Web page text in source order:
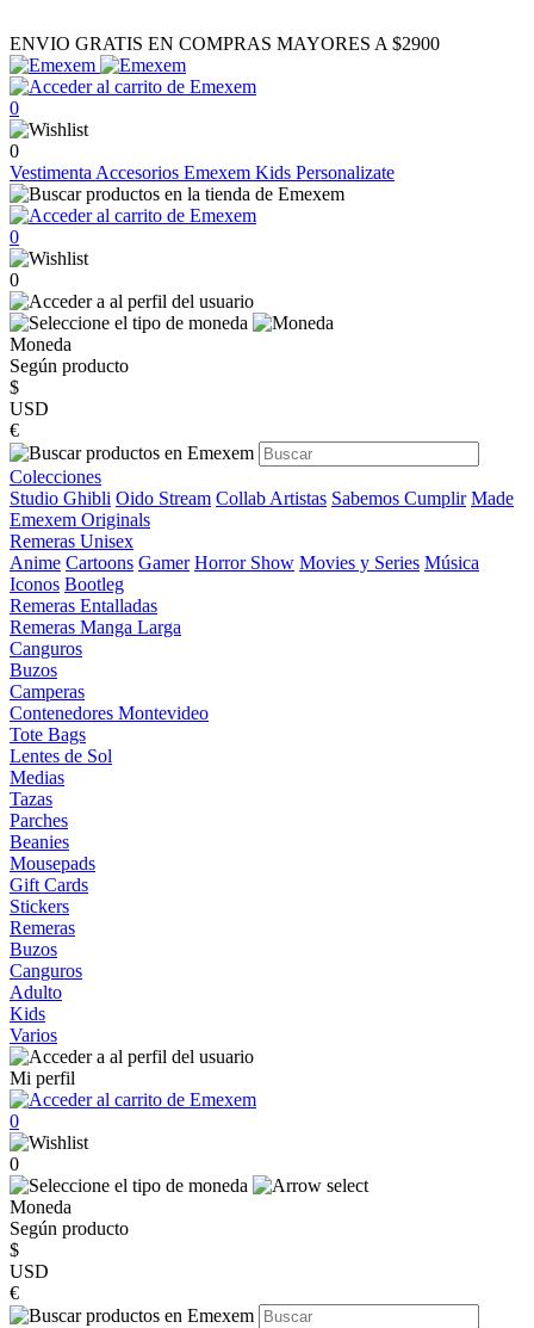
ENVIO GRATIS EN COMPRAS MAYORES A $2900
0
0
Vestimenta Accesorios Emexem Kids Personalizate
0
0
Moneda
Según producto
$
USD
€
Colecciones
Studio Ghibli Oido Stream Collab Artistas Sabemos Cumplir Made
Emexem Originals
Remeras Unisex
Anime Cartoons Gamer Horror Show Movies y Series Música
Iconos Bootleg
Remeras Entalladas
Remeras Manga Larga
Canguros
Buzos
Camperas
Contenedores Montevideo
Tote Bags
Lentes de Sol
Medias
Tazas
Parches
Beanies
Mousepads
Gift Cards
Stickers
Remeras
Buzos
Canguros
Adulto
Kids
Varios
Mi perfil
0
0
Moneda
Según producto
$
USD
€